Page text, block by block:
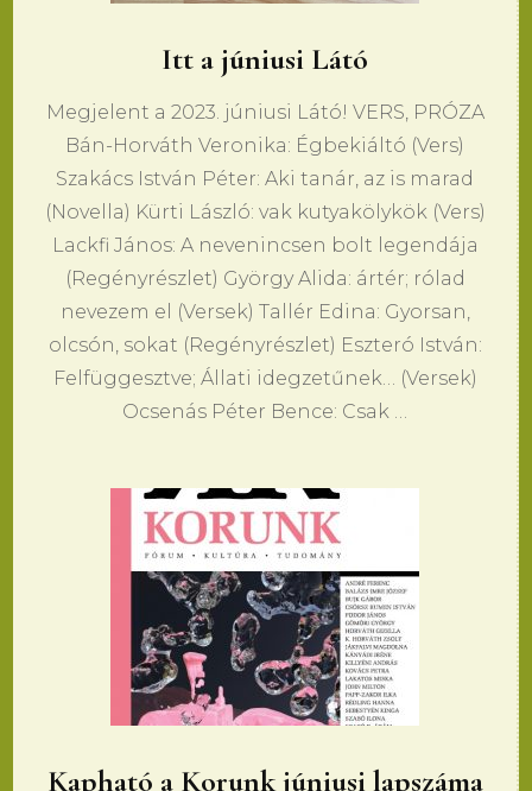
Itt a júniusi Látó
Megjelent a 2023. júniusi Látó! VERS, PRÓZA
Bán-Horváth Veronika: Égbekiáltó (Vers)
Szakács István Péter: Aki tanár, az is marad
(Novella) Kürti László: vak kutyakölykök (Vers)
Lackfi János: A nevenincsen bolt legendája
(Regényrészlet) György Alida: ártér; rólad
nevezem el (Versek) Tallér Edina: Gyorsan,
olcsón, sokat (Regényrészlet) Eszteró István:
Felfüggesztve; Állati idegzetűnek… (Versek)
Ocsenás Péter Bence: Csak …
Kapható a Korunk júniusi lapszáma